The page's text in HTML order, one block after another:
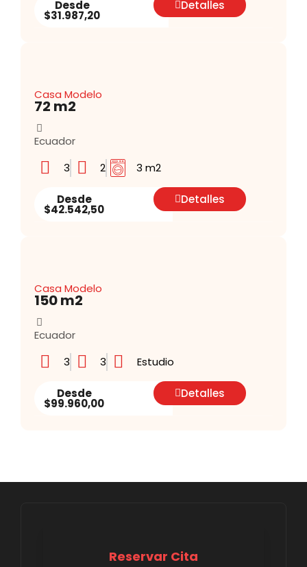
Desde
$31.987,20
Detalles
Casa Modelo
72 m2
Ecuador
3
2 3 m2
Desde
$42.542,50
Detalles
Casa Modelo
150 m2
Ecuador
3
3 Estudio
Desde
$99.960,00
Detalles
Reservar Cita